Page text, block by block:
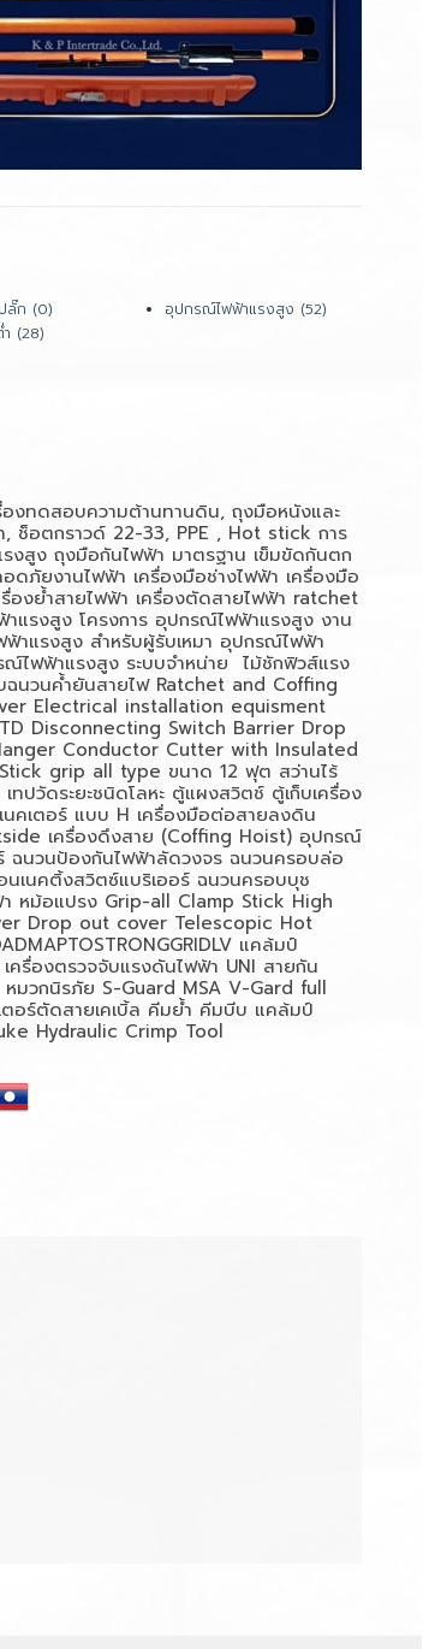
ลั๊ก (0)
(28)
อุปกรณ์ไฟฟ้าแรงสูง (52)
งทดสอบความต้านทานดิน, ถุงมือหนังและ
า, ช็อตกราวด์ 22-33, PPE , Hot stickการ
งสูง ถุงมือกันไฟฟ้า มาตรฐาน เข็มขัดกันตก
ดภัยงานไฟฟ้า เครื่องมือช่างไฟฟ้า เครื่องมือ
รื่องย้ำสายไฟฟ้า เครื่องตัดสายไฟฟ้า ratchet
แรงสูง โครงการ อุปกรณ์ไฟฟ้าแรงสูง งาน
าแรงสูง สำหรับผู้รับเหมา อุปกรณ์ไฟฟ้า
ไฟฟ้าแรงสูง ระบบจำหน่าย ไม้ชักฟิวส์แรง
ฉนวนค้ำยันสายไฟ Ratchet and Coffing
Electrical installation equisment
Disconnecting Switch Barrier Drop
Conductor Cutter with Insulated
grip all type ขนาด12ฟุต สว่านไร้
เทปวัดระยะชนิดโลหะ ตู้แผงสวิตช์ ตู้เก็บเครื่อง
คเตอร์ แบบ H เครื่องมือต่อสายลงดิน
เครื่องดึงสาย (Coffing Hoist) อุปกรณ์
ฉนวนป้องกันไฟฟ้าลัดวงจร ฉนวนครอบล่อ
เนคติ้งสวิตซ์แบริเออร์ ฉนวนครอบบุช
หม้อแปรง Grip-all Clamp Stick High
Drop out cover Telescopic Hot
แคล้มป์
เครื่องตรวจจับแรงดันไฟฟ้า UNI สายกัน
หมวกนิรภัย S-Guard MSA V-Gard full
อร์ตัดสายเคเบิ้ล คีมย้ำ คีมบีบ แคล้มป์
Hydraulic Crimp Tool